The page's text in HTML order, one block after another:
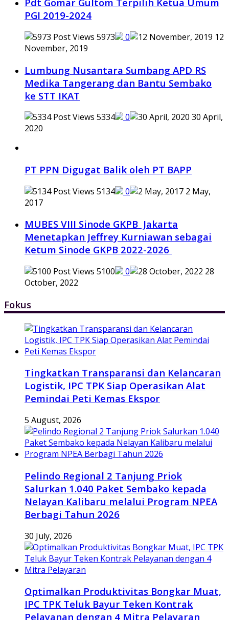
PGI 2019-2024
5973 0
12
November, 2019
Lumbung Nusantara Sumbang APD RS
Medika Tangerang dan Bantu Sembako
ke STT IKAT
5334 0
30 April,
2020
PT PPN Digugat Balik oleh PT BAPP
5134 0
2 May,
2017
MUBES VIII Sinode GKPB Jakarta
Menetapkan Jeffrey Kurniawan sebagai
Ketum Sinode GKPB 2022-2026
5100 0
28
October, 2022
Fokus
Tingkatkan Transparansi dan Kelancaran
Logistik, IPC TPK Siap Operasikan Alat
Pemindai Peti Kemas Ekspor
5 August, 2026
Pelindo Regional 2 Tanjung Priok
Salurkan 1.040 Paket Sembako kepada
Nelayan Kalibaru melalui Program NPEA
Berbagi Tahun 2026
30 July, 2026
Optimalkan Produktivitas Bongkar Muat,
IPC TPK Teluk Bayur Teken Kontrak
Pelayanan dengan 4 Mitra Pelayaran